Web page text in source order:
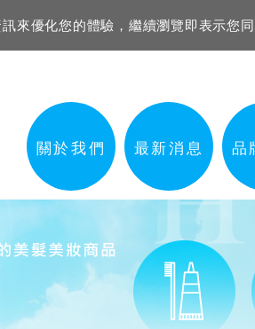
來優化您的體驗，繼續瀏覽即表示您
關於我們 最新消息 品